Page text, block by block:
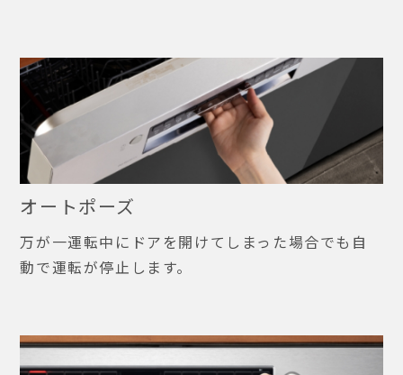
オートポーズ
万が一運転中にドアを開けてしまった場合でも自
動で運転が停止します。